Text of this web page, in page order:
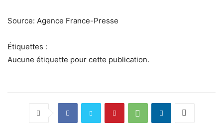
Source: Agence France-Presse
Étiquettes :
Aucune étiquette pour cette publication.